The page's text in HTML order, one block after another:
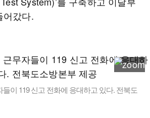
어갔다.
이 119 신고 전화에 응대하고 있다. 전북도